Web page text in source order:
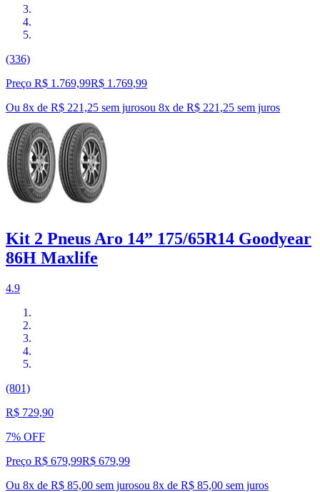
(336)
Preço R$ 1.769,99R$ 1.769,99
Ou 8x de R$ 221,25 sem jurosou 8x de R$ 221,25 sem juros
Kit 2 Pneus Aro 14” 175/65R14 Goodyear
86H Maxlife
4.9
(801)
R$ 729,90
7% OFF
Preço R$ 679,99R$ 679,99
Ou 8x de R$ 85,00 sem jurosou 8x de R$ 85,00 sem juros